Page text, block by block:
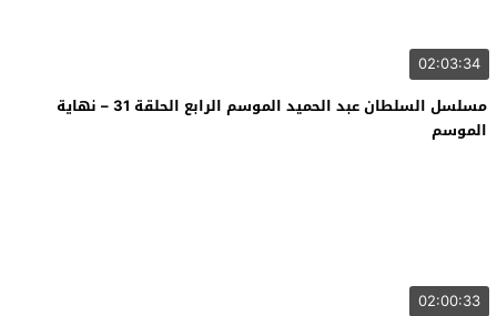
02:03:34
مسلسل السلطان عبد الحميد الموسم الرابع الحلقة 31 – نهاية
الموسم
02:00:33